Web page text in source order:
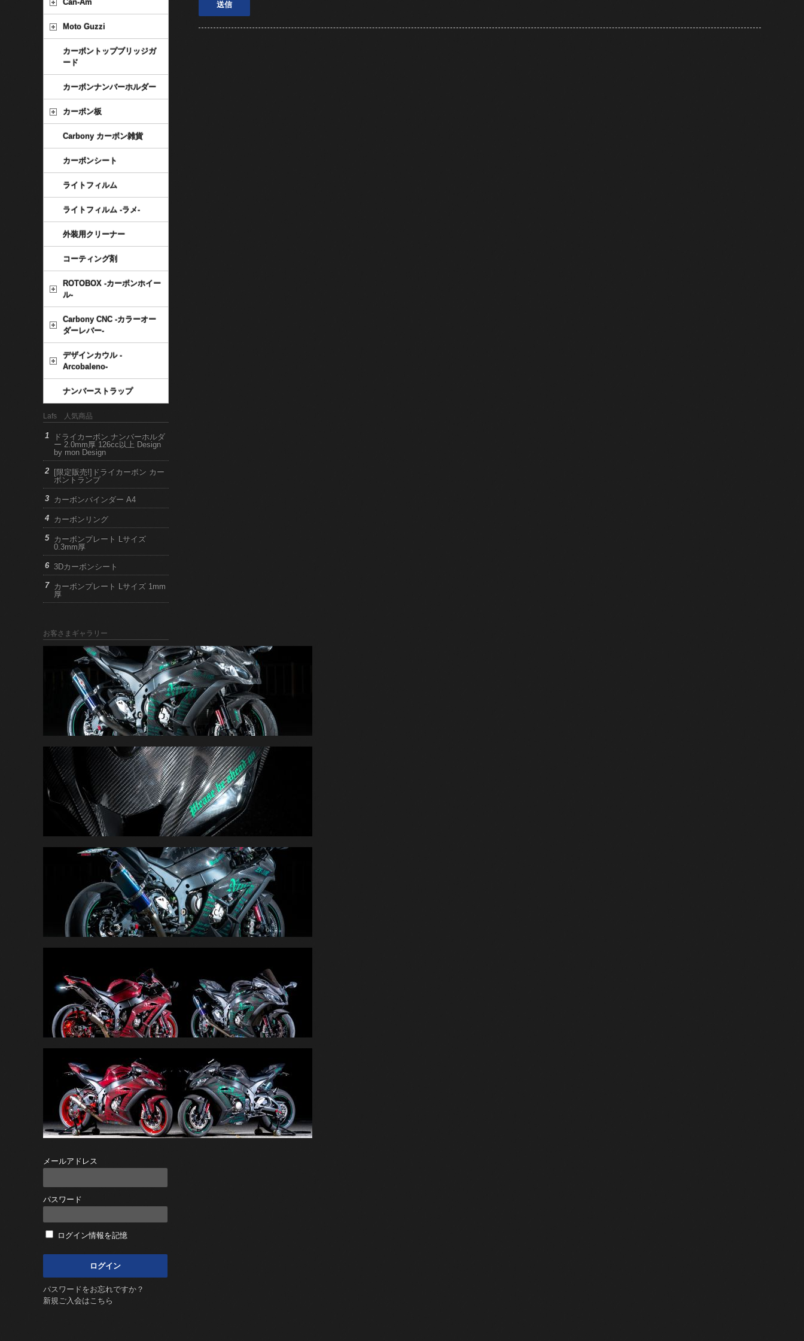
Can-Am
Moto Guzzi
カーボントップブリッジガ
ード
カーボンナンバーホルダー
カーボン板
Carbony カーボン雑貨
カーボンシート
ライトフィルム
ライトフィルム -ラメ-
外装用クリーナー
コーティング剤
ROTOBOX -カーボンホイー
ル-
Carbony CNC -カラーオー
ダーレバー-
デザインカウル -
Arcobaleno-
ナンバーストラップ
Lafs 人気商品
ドライカーボン ナンバーホルダ
ー 2.0mm厚 126cc以上 Design
by mon Design
[限定販売!]ドライカーボン カー
ボントランプ
カーボンバインダー A4
カーボンリング
カーボンプレート Lサイズ
0.3mm厚
3Dカーボンシート
カーボンプレート Lサイズ 1mm
厚
お客さまギャラリー
メールアドレス
パスワード
ログイン情報を記憶
パスワードをお忘れですか？
新規ご入会はこちら